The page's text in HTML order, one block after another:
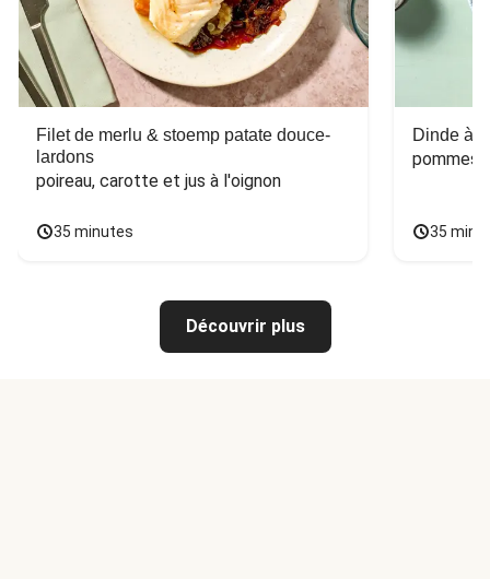
Filet de merlu & stoemp patate douce-
lardons
poireau, carotte et jus à l'oignon
35 minutes
Dinde à
pommes
35
Découvrir plus